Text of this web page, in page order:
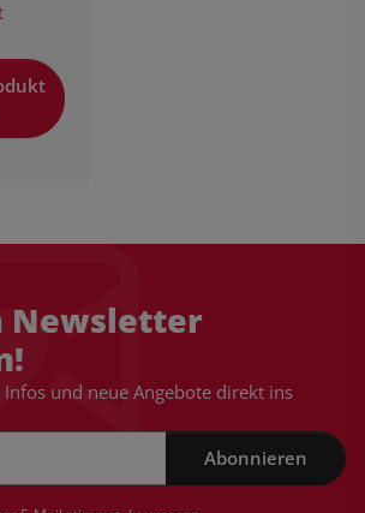
Newsletter
Infos und neue Angebote direkt ins
Abonnieren